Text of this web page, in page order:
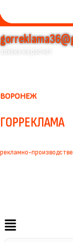
заявка на расчет
ВОРОНЕЖ
ГОРРЕКЛАМА
рекламно-